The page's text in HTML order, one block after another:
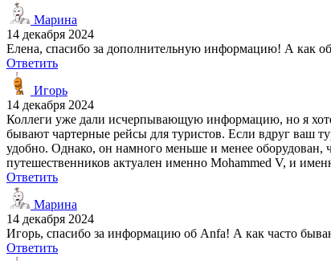
Марина
14 декабря 2024
Елена, спасибо за дополнительную информацию! А как
Ответить
Игорь
14 декабря 2024
Коллеги уже дали исчерпывающую информацию, но я
бывают чартерные рейсы для туристов. Если вдруг ваш
удобно. Однако, он намного меньше и менее
путешественников актуален именно Mohammed V, и
Ответить
Марина
14 декабря 2024
Игорь, спасибо за информацию об Anfa! А как часто
Ответить